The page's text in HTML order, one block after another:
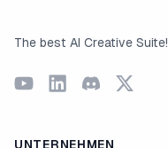
The best AI Creative Suite!
UNTERNEHMEN